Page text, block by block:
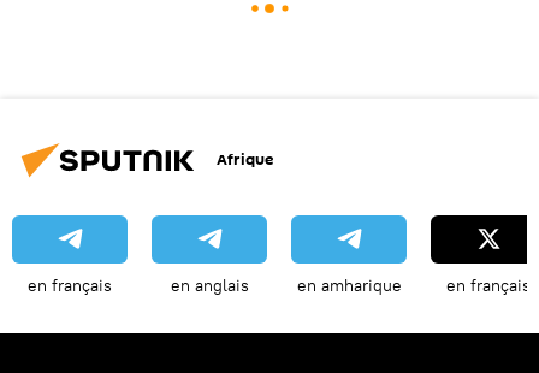
Afrique
en français en anglais en amharique en français